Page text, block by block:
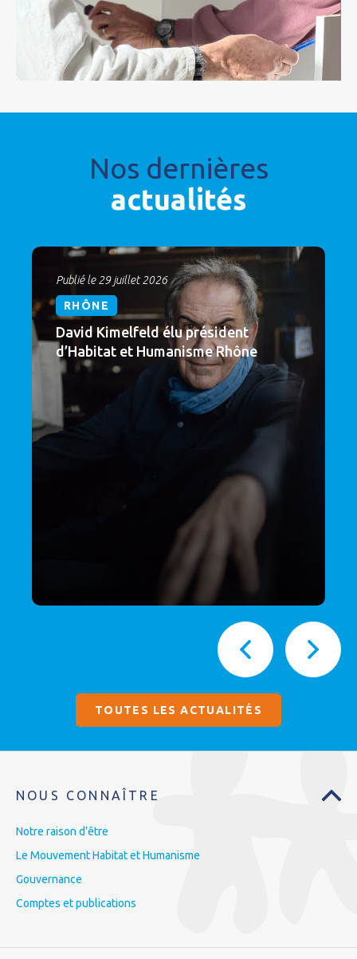
Nos dernières
actualités
Publié le 29 juillet 2026
RHÔNE
David Kimelfeld élu président
d’Habitat et Humanisme Rhône
TOUTES LES ACTUALITÉS
NOUS CONNAÎTRE
Notre raison d’être
Le Mouvement Habitat et Humanisme
Gouvernance
Comptes et publications